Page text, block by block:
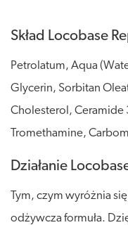
Skład Locobase
Petrolatum, Aqua
Glycerin, Sorbitan
Cholesterol, Ceramide
Tromethamine,
Działanie
Tym, czym wyróżnia
odżywcza formuła.